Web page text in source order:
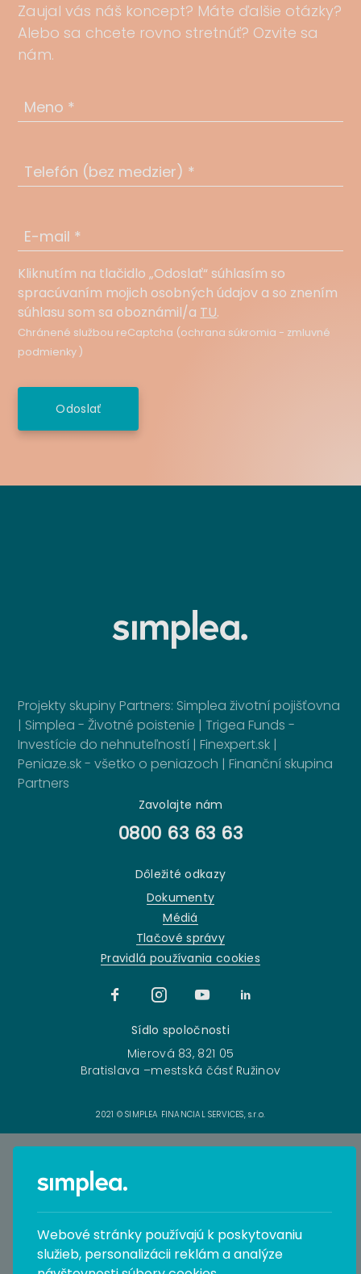
Zaujal vás náš koncept? Máte ďalšie otázky?
Alebo sa chcete rovno stretnúť? Ozvite sa
nám.
Meno *
Telefón (bez medzier) *
E-mail *
Kliknutím na tlačidlo „Odoslať“ súhlasím so
spracúvaním mojich osobných údajov a so znením
súhlasu som sa oboznámil/a TU.
Chránené službou reCaptcha (ochrana súkromia - zmluvné
podmienky )
Odoslať
Dôležité odkazy
Dokumenty
Médiá
Tlačové správy
Pravidlá používania cookies
Zavolajte nám
0800 63 63 63
Sídlo spoločnosti
Mierová 83, 821 05
Bratislava –mestská čásť Ružinov
Projekty skupiny Partners: Simplea životní pojišťovna
| Simplea - Životné poistenie |Trigea Funds -
Investície do nehnuteľností |Finexpert.sk |
Peniaze.sk - všetko o peniazoch |Finanční skupina
Partners
2021 © SIMPLEA FINANCIAL SERVICES, s.r.o.
Webové stránky používajú k poskytovaniu
služieb, personalizácii reklám a analýze